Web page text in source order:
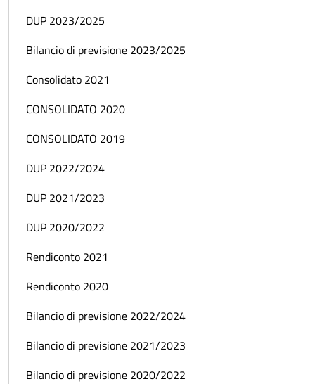
DUP 2023/2025
Bilancio di previsione 2023/2025
Consolidato 2021
CONSOLIDATO 2020
CONSOLIDATO 2019
DUP 2022/2024
DUP 2021/2023
DUP 2020/2022
Rendiconto 2021
Rendiconto 2020
Bilancio di previsione 2022/2024
Bilancio di previsione 2021/2023
Bilancio di previsione 2020/2022